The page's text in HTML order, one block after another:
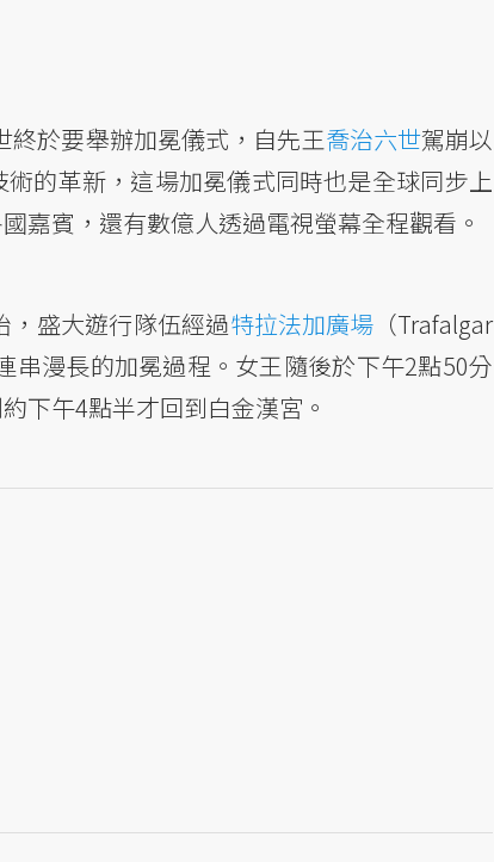
終於要舉辦加冕儀式，自先王喬治六世駕崩以
的革新，這場加冕儀式同時也是全球同步上
嘉賓，還有數億人透過電視螢幕全程觀看。
，盛大遊行隊伍經過特拉法加廣場（Trafalgar
串漫長的加冕過程。女王隨後於下午2點50分
下午4點半才回到白金漢宮。